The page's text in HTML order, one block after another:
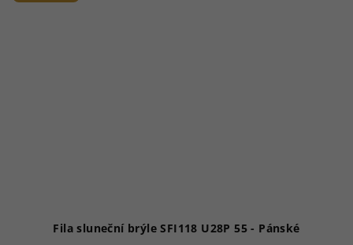
Fila sluneční brýle SFI118 U28P 55 - Pánské